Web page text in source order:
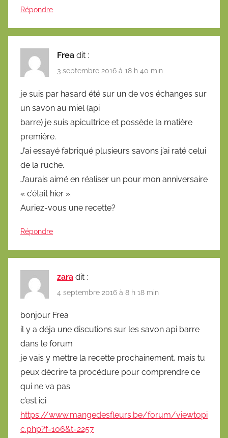
Répondre
Frea dit :
3 septembre 2016 à 18 h 40 min
je suis par hasard été sur un de vos échanges sur
un savon au miel (api
barre) je suis apicultrice et possède la matière
première.
J’ai essayé fabriqué plusieurs savons j’ai raté celui
de la ruche.
J’aurais aimé en réaliser un pour mon anniversaire
« c’était hier ».
Auriez-vous une recette?
Répondre
zara dit :
4 septembre 2016 à 8 h 18 min
bonjour Frea
il y a déja une discutions sur les savon api barre
dans le forum
je vais y mettre la recette prochainement, mais tu
peux décrire ta procédure pour comprendre ce
qui ne va pas
c’est ici
https://www.mangedesfleurs.be/forum/viewtopi
c.php?f=106&t=2257